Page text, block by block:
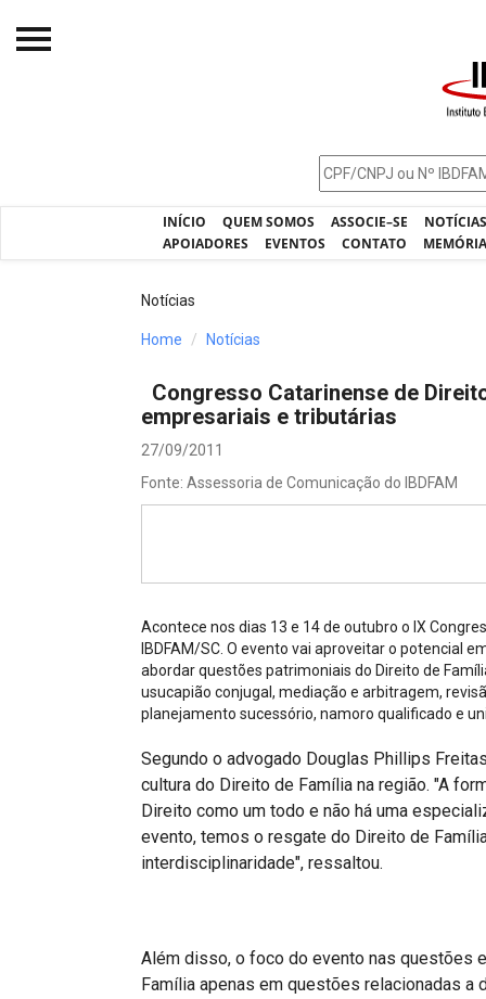
INÍCIO QUEM SOMOS ASSOCIE–SE
APOIADORES
EVENTOS CONTATO
Processos - IBDFAM
Projetos do IBDFAM
Alienação Parental
Encontre um Escritório
IBDFAM Educacional
Notícias
Home Notícias
Congresso Catarinense de
empresariais e tributárias
27/09/2011
Fonte: Assessoria de Comunicação do IBDFAM
Acontece nos dias 13 e 14 de outubro o IX
IBDFAM/SC. O evento vai aproveitar o potencial
abordar questões patrimoniais do Direito de
usucapião conjugal, mediação e arbitragem,
planejamento sucessório, namoro qualificado e
Segundo o advogado Douglas Phillips
cultura do Direito de Família na região. "A
Direito como um todo e não há uma
evento, temos o resgate do Direito de
interdisciplinaridade", ressaltou.
Além disso, o foco do evento nas questões
Família apenas em questões relacionadas